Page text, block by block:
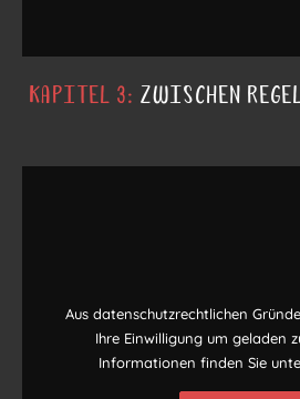
Kapitel 3: zwischen
Aus datenschutzrechtlichen
Ihre Einwilligung um geladen
Informationen finden Sie